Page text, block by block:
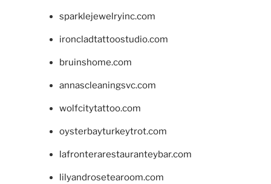
sparklejewelryinc.com
ironcladtattoostudio.com
bruinshome.com
annascleaningsvc.com
wolfcitytattoo.com
oysterbayturkeytrot.com
lafronterarestauranteybar.com
lilyandrosetearoom.com